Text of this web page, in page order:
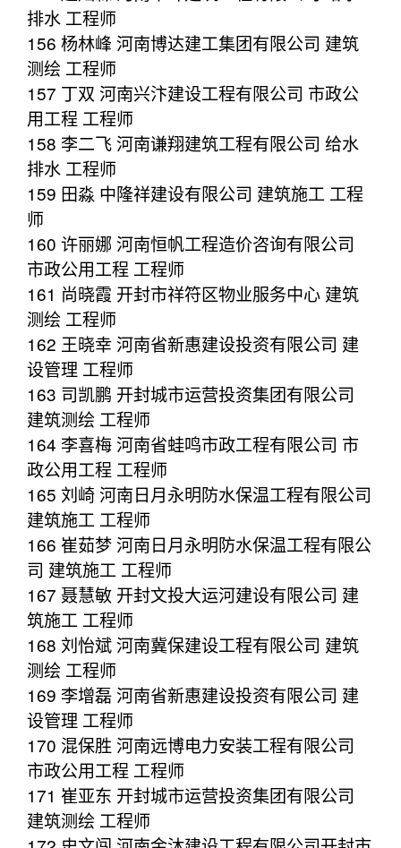
排水 工程师
156 杨林峰 河南博达建工集团有限公司 建筑
测绘 工程师
157 丁双 河南兴汴建设工程有限公司 市政公
用工程 工程师
158 李二飞 河南谦翔建筑工程有限公司 给水
排水 工程师
159 田淼 中隆祥建设有限公司 建筑施工 工程
师
160 许丽娜 河南恒帆工程造价咨询有限公司
市政公用工程 工程师
161 尚晓霞 开封市祥符区物业服务中心 建筑
测绘 工程师
162 王晓幸 河南省新惠建设投资有限公司 建
设管理 工程师
163 司凯鹏 开封城市运营投资集团有限公司
建筑测绘 工程师
164 李喜梅 河南省蛙鸣市政工程有限公司 市
政公用工程 工程师
165 刘崎 河南日月永明防水保温工程有限公司
建筑施工 工程师
166 崔茹梦 河南日月永明防水保温工程有限公
司 建筑施工 工程师
167 聂慧敏 开封文投大运河建设有限公司 建
筑施工 工程师
168 刘怡斌 河南冀保建设工程有限公司 建筑
测绘 工程师
169 李增磊 河南省新惠建设投资有限公司 建
设管理 工程师
170 混保胜 河南远博电力安装工程有限公司
市政公用工程 工程师
171 崔亚东 开封城市运营投资集团有限公司
建筑测绘 工程师